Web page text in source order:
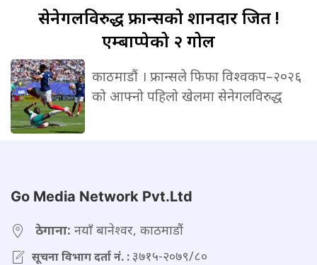
सेनेगलविरुद्धफ्रान्सको शानदार जित !
एम्बाप्पेको २ गोल
काठमाडौं । फ्रान्सले फिफा विश्वकप–२०२६
को आफ्नो पहिलो खेलमा सेनेगलविरुद्ध
Go Media Network Pvt.Ltd
ठेगाना: नयाँ बानेश्वर, काठमाडौं
सूचना विभाग दर्ता नं. :३७१५-२०७९/८०